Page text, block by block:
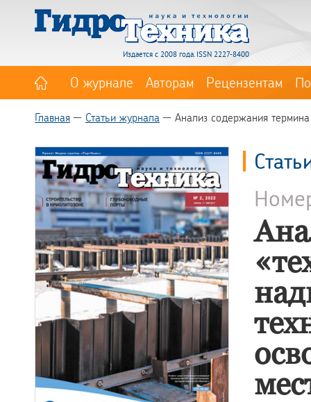
Издается с 2008 года. ISSN 2227-8400
О журнале Авторам Рецензентам
Главная Статьи журнала Анализ содержания